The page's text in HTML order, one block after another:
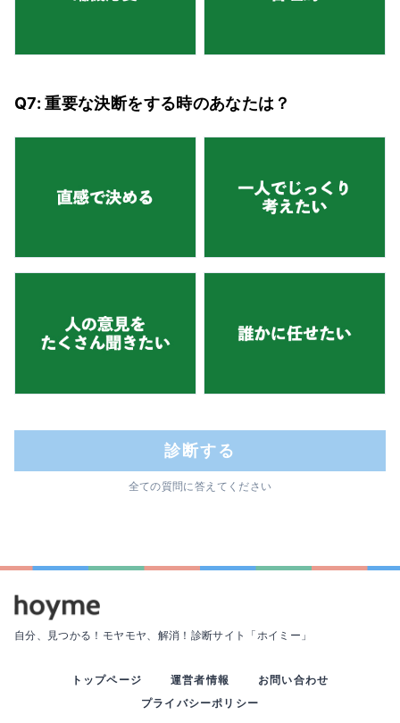
Q7: 重要な決断をする時のあなたは？
診断する
全ての質問に答えてください
自分、見つかる！モヤモヤ、解消！ 診断サイト「ホイミー」
トップページ 運営者情報
お問い合わせ
プライバシーポリシー